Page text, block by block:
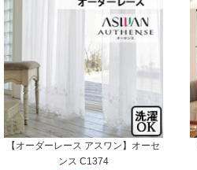
【オーダーレース アスワン】オーセ
ンス C1374